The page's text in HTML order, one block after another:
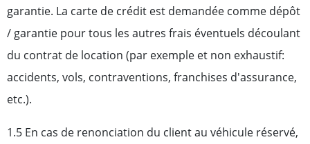
garantie. La carte de crédit est demandée comme dépôt
/ garantie pour tous les autres frais éventuels découlant
du contrat de location (par exemple et non exhaustif:
accidents, vols, contraventions, franchises d'assurance,
etc.).
1.5 En cas de renonciation du client au véhicule réservé,